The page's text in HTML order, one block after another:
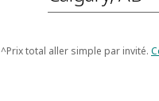
^Prix total aller simple par invité.